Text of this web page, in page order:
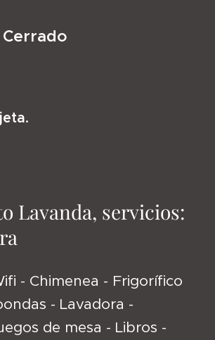
.
Lavanda, servicios:
- Chimenea - Frigorífico
- Lavadora -
de mesa - Libros -